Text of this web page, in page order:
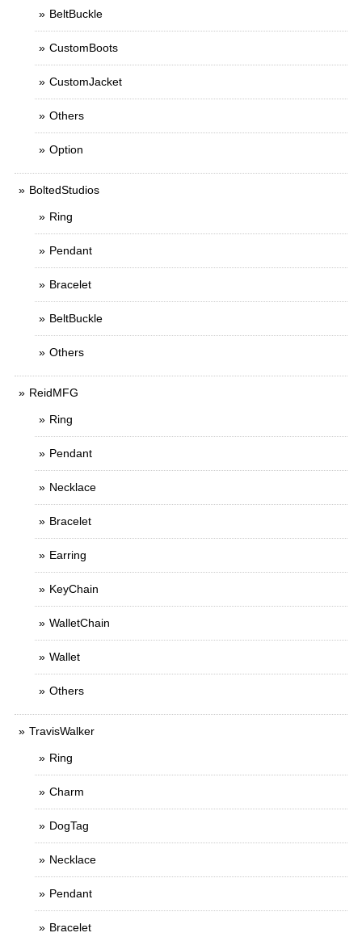
BeltBuckle
CustomBoots
CustomJacket
Others
Option
BoltedStudios
Ring
Pendant
Bracelet
BeltBuckle
Others
ReidMFG
Ring
Pendant
Necklace
Bracelet
Earring
KeyChain
WalletChain
Wallet
Others
TravisWalker
Ring
Charm
DogTag
Necklace
Pendant
Bracelet